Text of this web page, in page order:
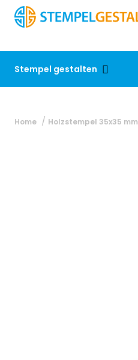
Stempel gestalten
Home Holzstempel 35x35 mm